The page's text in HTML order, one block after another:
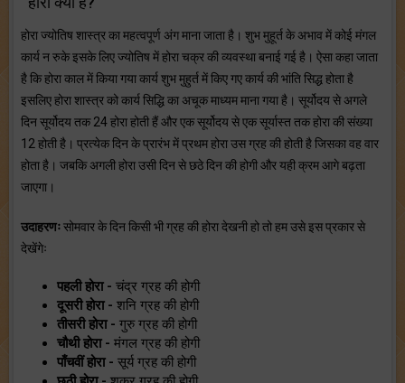
होरा ज्योतिष शास्त्र का महत्वपूर्ण अंग माना जाता है। शुभ मुहूर्त के अभाव में कोई मंगल
कार्य न रुके इसके लिए ज्योतिष में होरा चक्र की व्यवस्था बनाई गई है। ऐसा कहा जाता
है कि होरा काल में किया गया कार्य शुभ मुहुर्त में किए गए कार्य की भांति सिद्ध होता है
इसलिए होरा शास्त्र को कार्य सिद्धि का अचूक माध्यम माना गया है। सूर्योदय से अगले
दिन सूर्योदय तक 24 होरा होती हैं और एक सूर्योदय से एक सूर्यास्त तक होरा की संख्या
12 होती है। प्रत्येक दिन के प्रारंभ में प्रथम होरा उस ग्रह की होती है जिसका वह वार
होता है। जबकि अगली होरा उसी दिन से छठे दिन की होगी और यही क्रम आगे बढ़ता
जाएगा।
उदाहरणःसोमवार के दिन किसी भी ग्रह की होरा देखनी हो तो हम उसे इस प्रकार से
देखेंगेः
पहली होरा - चंद्र ग्रह की होगी
दूसरी होरा - शनि ग्रह की होगी
तीसरी होरा - गुरु ग्रह की होगी
चौथी होरा - मंगल ग्रह की होगी
पाँचवीं होरा - सूर्य ग्रह की होगी